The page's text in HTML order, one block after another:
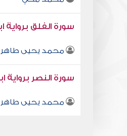
سورة الفلق برواية
محمد يحيى طاهر
سورة النصر برواية
محمد يحيى طاهر